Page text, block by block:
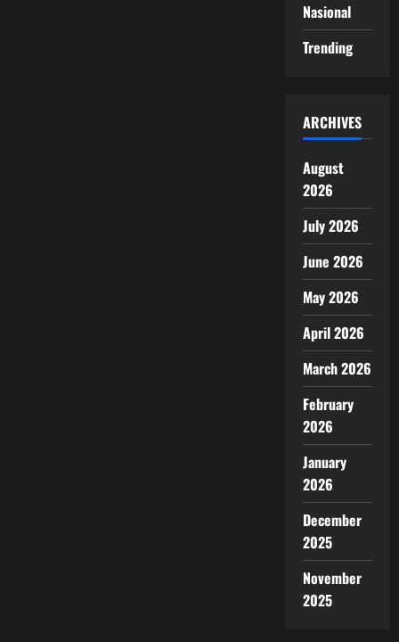
Nasional
Trending
ARCHIVES
August
2026
July 2026
June 2026
May 2026
April 2026
March 2026
February
2026
January
2026
December
2025
November
2025